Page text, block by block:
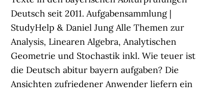
Deutsch seit 2011. Aufgabensammlung |
StudyHelp & Daniel Jung Alle Themen zur
Analysis, Linearen Algebra, Analytischen
Geometrie und Stochastik inkl. Wie teuer ist
die Deutsch abitur bayern aufgaben? Die
Ansichten zufriedener Anwender liefern ein